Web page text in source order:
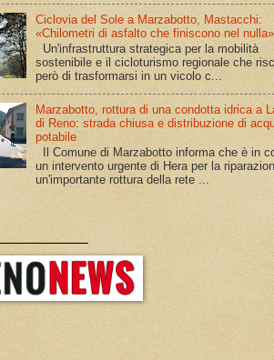
Ciclovia del Sole a Marzabotto, Mastacchi:
«Chilometri di asfalto che finiscono nel nulla»
Un'infrastruttura strategica per la mobilità
sostenibile e il cicloturismo regionale che
però di trasformarsi in un vicolo c...
Marzabotto, rottura di una condotta idrica a
di Reno: strada chiusa e distribuzione di
potabile
Il Comune di Marzabotto informa che è in
un intervento urgente di Hera per la
un'importante rottura della rete ...